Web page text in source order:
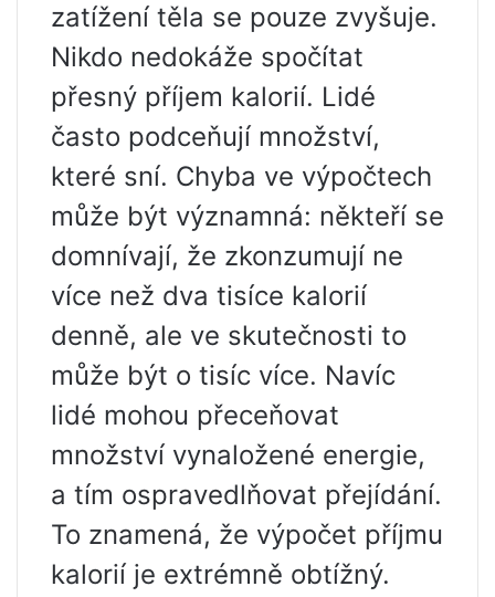
zatížení těla se pouze zvyšuje.
Nikdo nedokáže spočítat
přesný příjem kalorií. Lidé
často podceňují množství,
které sní. Chyba ve výpočtech
může být významná: někteří se
domnívají, že zkonzumují ne
více než dva tisíce kalorií
denně, ale ve skutečnosti to
může být o tisíc více. Navíc
lidé mohou přeceňovat
množství vynaložené energie,
a tím ospravedlňovat přejídání.
To znamená, že výpočet příjmu
kalorií je extrémně obtížný.